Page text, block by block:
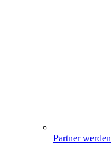
Partner werden